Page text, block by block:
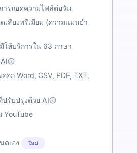
ารถอดความไฟล์ต่อวัน
เสียงพรีเมียม (ความแม่นยำ
ให้บริการใน 63 ภาษา
อก Word, CSV, PDF, TXT,
รับปรุงด้วย AI
YouTube
ดเอง
ใหม่